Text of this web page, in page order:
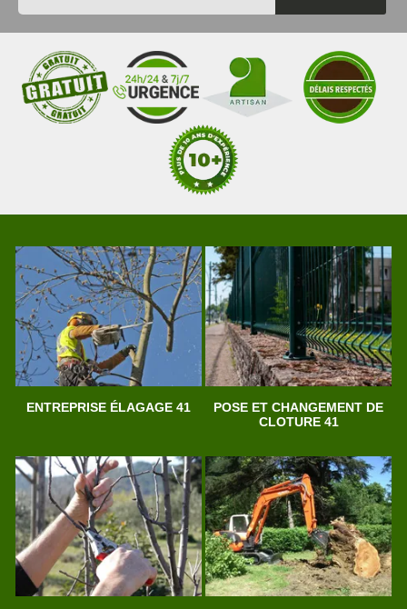
ENTREPRISE ÉLAGAGE 41
POSE ET CHANGEMENT DE
CLOTURE 41